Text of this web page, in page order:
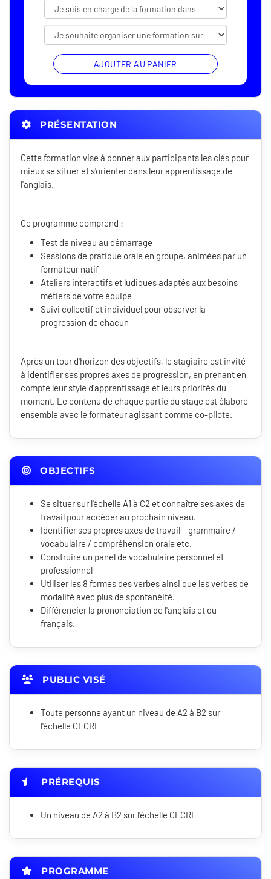
AJOUTER AU PANIER
PRÉSENTATION
Cette formation vise à donner aux participants les clés pour
mieux se situer et s'orienter dans leur apprentissage de
l'anglais.
Ce programme comprend :
Test de niveau au démarrage ​
Sessions de pratique orale en groupe, animées par un
formateur natif​
Ateliers interactifs et ludiques adaptés aux besoins
métiers de votre équipe​
Suivi collectif et individuel pour observer la
progression de chacun
Après un tour d'horizon des objectifs, le stagiaire est invité
à identifier ses propres axes de progression, en prenant en
compte leur style d'apprentissage et leurs priorités du
moment. Le contenu de chaque partie du stage est élaboré
ensemble avec le formateur agissant comme co-pilote.
OBJECTIFS
Se situer sur l'échelle A1 à C2 et connaître ses axes de
travail pour accéder au prochain niveau.
Identifier ses propres axes de travail – grammaire /
vocabulaire / compréhension orale etc.
Construire un panel de vocabulaire personnel et
professionnel
Utiliser les 8 formes des verbes ainsi que les verbes de
modalité avec plus de spontanéité.
Différencier la prononciation de l'anglais et du
français.
PUBLIC VISÉ
Toute personne ayant un niveau de A2 à B2 sur
l'échelle CECRL
PRÉREQUIS
Un niveau de A2 à B2 sur l'échelle CECRL
PROGRAMME